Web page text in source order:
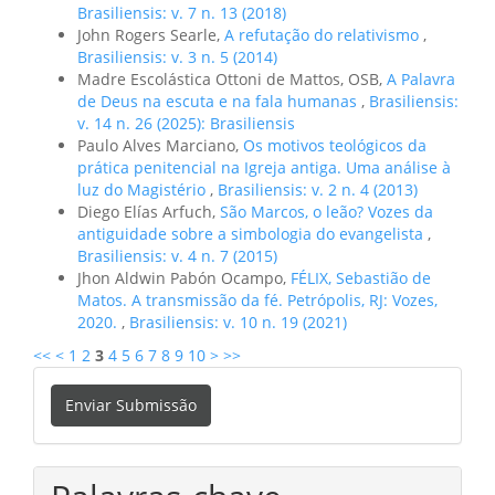
Brasiliensis: v. 7 n. 13 (2018)
John Rogers Searle, A refutação do relativismo ,
Brasiliensis: v. 3 n. 5 (2014)
Madre Escolástica Ottoni de Mattos, OSB, A Palavra
de Deus na escuta e na fala humanas , Brasiliensis:
v. 14 n. 26 (2025): Brasiliensis
Paulo Alves Marciano, Os motivos teológicos da
prática penitencial na Igreja antiga. Uma análise à
luz do Magistério , Brasiliensis: v. 2 n. 4 (2013)
Diego Elías Arfuch, São Marcos, o leão? Vozes da
antiguidade sobre a simbologia do evangelista ,
Brasiliensis: v. 4 n. 7 (2015)
Jhon Aldwin Pabón Ocampo, FÉLIX, Sebastião de
Matos. A transmissão da fé. Petrópolis, RJ: Vozes,
2020. , Brasiliensis: v. 10 n. 19 (2021)
<< < 1 2 3 4 5 6 7 8 9 10 > >>
Enviar
Submissão
Enviar Submissão